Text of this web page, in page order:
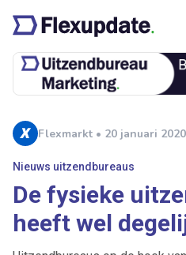
Flexmarkt • 20 januari 2020
Nieuws uitzendbureaus
De fysieke
heeft wel